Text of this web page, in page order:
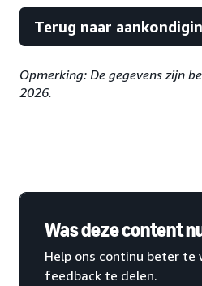
Terug naar
Opmerking: De gegevens zijn
2026.
Was deze content
Help ons continu beter te
feedback te delen.